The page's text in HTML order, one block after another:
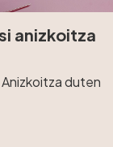
anizkoitza
duten